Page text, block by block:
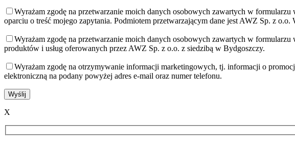
Wyrażam zgodę na przetwarzanie moich danych osobowych zawartych w
oparciu o treść mojego zapytania. Podmiotem przetwarzającym dane jest AWZ Sp. z
Wyrażam zgodę na przetwarzanie moich danych osobowych zawartych w
produktów i usług oferowanych przez AWZ Sp. z o.o. z siedzibą w Bydgoszczy.
Wyrażam zgodę na otrzymywanie informacji marketingowych, tj. informacji o
elektroniczną na podany powyżej adres e-mail oraz numer telefonu.
X